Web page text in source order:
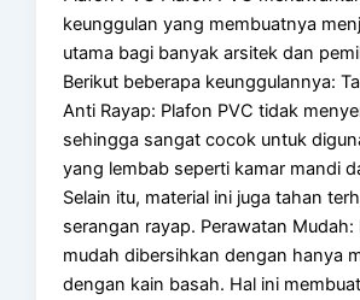
keunggulan yang membuatnya
utama bagi banyak arsitek dan
Berikut beberapa keunggulannya:
Anti Rayap: Plafon PVC tidak
sehingga sangat cocok untuk
yang lembab seperti kamar mandi
Selain itu, material ini juga tahan
serangan rayap. Perawatan Mudah:
mudah dibersihkan dengan hanya
dengan kain basah. Hal ini